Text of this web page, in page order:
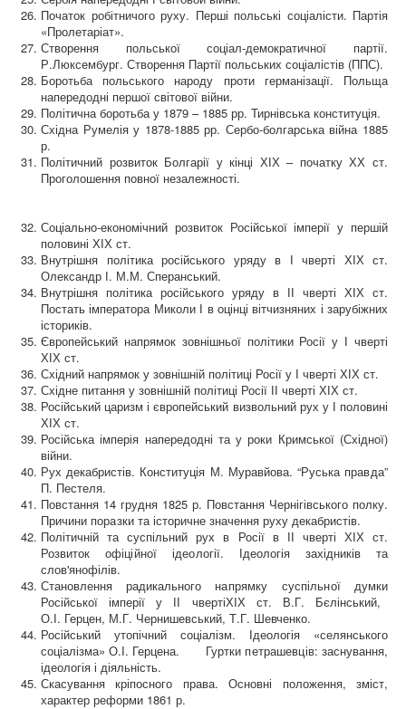
Початок робітничого руху. Перші польські соціалісти. Партія
«Пролетаріат».
Створення польської соціал-демократичної партії.
Р.Люксембург. Створення Партії польських соціалістів (ППС).
Боротьба польського народу проти германізації. Польща
напередодні першої світової війни.
Політична боротьба у 1879 – 1885 рр. Тирнівська конституція.
Східна Румелія у 1878-1885 рр. Сербо-болгарська війна 1885
р.
Політичний розвиток Болгарії у кінці ХІХ – початку ХХ ст.
Проголошення повної незалежності.
Соціально-економічний розвиток Російської імперії у першій
половині ХІХ ст.
Внутрішня політика російського уряду в І чверті ХІХ ст.
Олександр І. М.М. Сперанський.
Внутрішня політика російського уряду в ІІ чверті ХІХ ст.
Постать імператора Миколи І в оцінці вітчизняних і зарубіжних
істориків.
Європейський напрямок зовнішньоїполітикиРосії у І чверті
ХІХ ст.
Східний напрямок у зовнішній політиці Росії у І чверті ХІХ ст.
Східне питання у зовнішній політиці Росії ІІ чверті ХІХ ст.
Російський царизм і європейський визвольний рух у І половині
ХІХ ст.
Російська імперія напередодні та у роки Кримської (Східної)
війни.
Рух декабристів. Конституція М. Муравйова. “Руська правда”
П. Пестеля.
Повстання 14 грудня 1825 р. Повстання Чернігівського полку.
Причини поразки та історичне значення руху декабристів.
Політичній та суспільний рух в Росії в ІІ чверті ХІХ ст.
Розвиток офіційної ідеології. Ідеологія західників та
слов'янофілів.
Становлення радикального напрямку суспільноїдумки
Російської імперії у ІІ чвертіХІХ ст. В.Г.
Бєлінський,
О.І. Герцен, М.Г. Чернишевський, Т.Г. Шевченко.
Російський утопічний соціалізм. Ідеологія «селянського
соціалізма» О.І. Герцена. Гуртки петрашевців: заснування,
ідеологія і діяльність.
Скасування кріпосного права. Основні положення, зміст,
характер реформи 1861 р.